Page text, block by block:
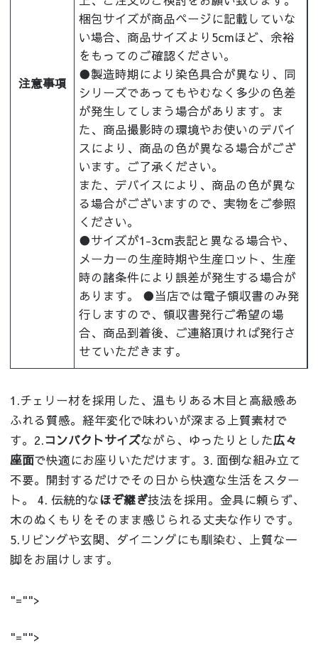
注意事項
梱包サイズが商品ページに記載していな
い場合、商品サイズより5cmほど、余裕
をもってのご確認ください。
●製造時期により染色具合が異なり、同
シリーズであってもやむなく多少の色差
が発生してしまう場合があります。ま
た、商品撮影時の環境やお使いのデバイ
スにより、商品の色が異なる場合がござ
います。ご了承ください。
また、デバイスにより、商品の色が異な
る場合がございますので、実物をご参照
ください。
●サイズが1-3cm表記と異なる場合や、
メーカーの生産時期や生産ロット、生産
時の諸条件により誤差が発生する場合が
あります。 ●当店では電子領収書のみ発
行しますので、領収書発行ご希望の場
合、商品到着後、ご連絡頂ければ発行さ
せていただきます。
1.チェリー材を採用した、温もりある木目と高級感あ
ふれる質感。経年変化で味わいが深まる上質素材で
す。2.コンパクトサイズながら、ゆったりとした広々
座面で快適にお座りいただけます。3. 面倒な組み立て
不要。開封するだけでその日から快適な生活をスター
ト。 4. 伝統的なほぞ継ぎ技法を採用。金具に頼らず、
木のぬくもりをそのまま感じられる丈夫な作りです。
5.リビングや玄関、ダイニングにも馴染む、上質な一
脚をお届けします。
"="">
"="">